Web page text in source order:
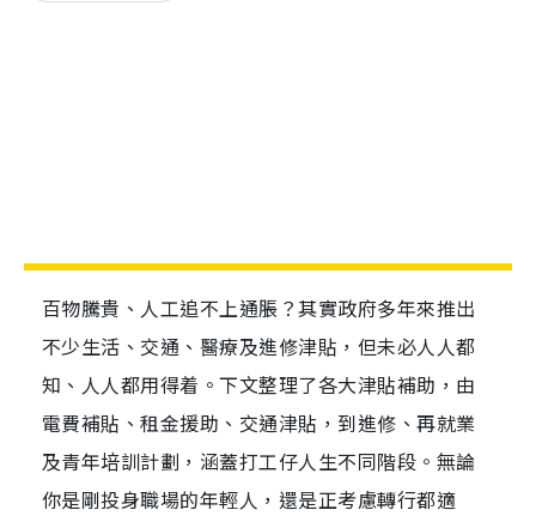
百物騰貴、人工追不上通脹？其實政府多年來推出
不少生活、交通、醫療及進修津貼，但未必人人都
知、人人都用得着。下文整理了各大津貼補助，由
電費補貼、租金援助、交通津貼，到進修、再就業
及青年培訓計劃，涵蓋打工仔人生不同階段。無論
你是剛投身職場的年輕人，還是正考慮轉行都適